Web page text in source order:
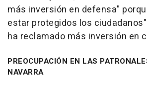
más inversión en defensa"
estar protegidos los
ha reclamado más inversión en
PREOCUPACIÓN EN LAS
NAVARRA